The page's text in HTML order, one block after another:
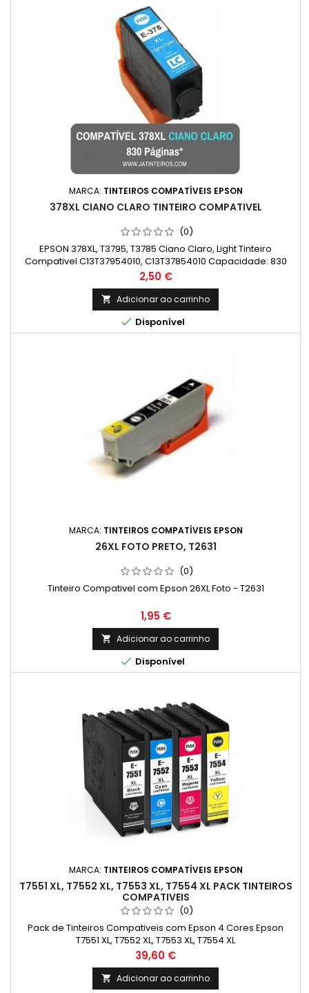
MARCA: TINTEIROS COMPATÍVEIS EPSON
378XL CIANO CLARO TINTEIRO COMPATIVEL
(0)
EPSON 378XL, T3795, T3785 Ciano Claro, Light Tinteiro
Compativel C13T37954010, C13T37854010 Capacidade: 830
Páginas
Preço
2,50 €
 Adicionar ao carrinho
 Disponível
MARCA: TINTEIROS COMPATÍVEIS EPSON
26XL FOTO PRETO, T2631
(0)
Tinteiro Compativel com Epson 26XL Foto - T2631
Preço
1,95 €
 Adicionar ao carrinho
 Disponível
MARCA: TINTEIROS COMPATÍVEIS EPSON
T7551 XL, T7552 XL, T7553 XL, T7554 XL PACK TINTEIROS
COMPATIVEIS
(0)
Pack de Tinteiros Compativeis com Epson 4 Cores Epson
T7551 XL, T7552 XL, T7553 XL, T7554 XL
Preço
39,60 €
 Adicionar ao carrinho